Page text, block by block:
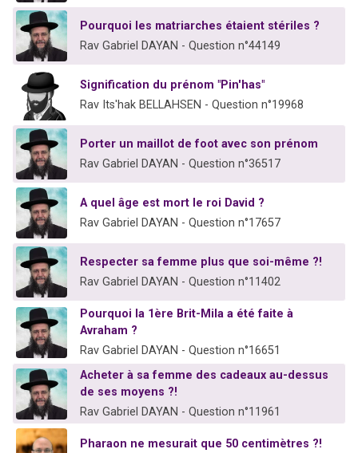
Pourquoi les matriarches étaient stériles ?
Rav Gabriel DAYAN - Question n°44149
Signification du prénom "Pin'has"
Rav Its'hak BELLAHSEN - Question n°19968
Porter un maillot de foot avec son prénom
Rav Gabriel DAYAN - Question n°36517
A quel âge est mort le roi David ?
Rav Gabriel DAYAN - Question n°17657
Respecter sa femme plus que soi-même ?!
Rav Gabriel DAYAN - Question n°11402
Pourquoi la 1ère Brit-Mila a été faite à
Avraham ?
Rav Gabriel DAYAN - Question n°16651
Acheter à sa femme des cadeaux au-dessus
de ses moyens ?!
Rav Gabriel DAYAN - Question n°11961
Pharaon ne mesurait que 50 centimètres ?!